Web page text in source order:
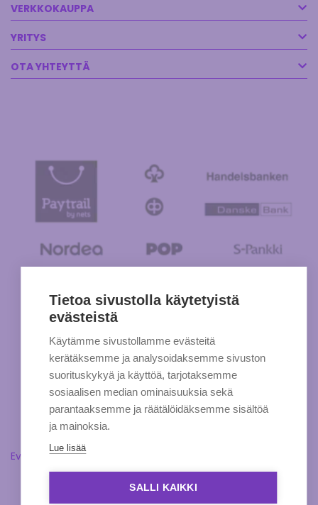
VERKKOKAUPPA
YRITYS
OTA YHTEYTTÄ
Evästeasetukset
Tietoa sivustolla käytetyistä
evästeistä
Käytämme sivustollamme evästeitä
kerätäksemme ja analysoidaksemme sivuston
suorituskykyä ja käyttöä, tarjotaksemme
sosiaalisen median ominaisuuksia sekä
parantaaksemme ja räätälöidäksemme sisältöä
ja mainoksia.
Lue lisää
SALLI KAIKKI